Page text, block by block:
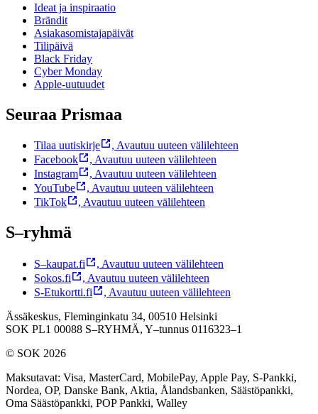
Ideat ja inspiraatio
Brändit
Asiakasomistajapäivät
Tilipäivä
Black Friday
Cyber Monday
Apple-uutuudet
Seuraa Prismaa
Tilaa uutiskirje , Avautuu uuteen välilehteen
Facebook
, Avautuu uuteen välilehteen
Instagram
, Avautuu uuteen välilehteen
YouTube
, Avautuu uuteen välilehteen
TikTok
, Avautuu uuteen välilehteen
S–ryhmä
S–kaupat.fi , Avautuu uuteen välilehteen
Sokos.fi
, Avautuu uuteen välilehteen
S-Etukortti.fi
, Avautuu uuteen välilehteen
Ässäkeskus, Fleminginkatu 34, 00510 Helsinki
SOK PL1 00088 S–RYHMÄ, Y–tunnus 0116323–1
© SOK 2026
Maksutavat: Visa, MasterCard, MobilePay, Apple Pay, S-Pankki,
Nordea, OP, Danske Bank, Aktia, Ålandsbanken, Säästöpankki,
Oma Säästöpankki, POP Pankki, Walley